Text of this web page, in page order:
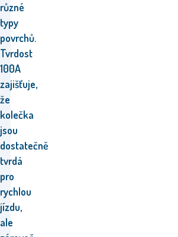
různé
typy
povrchů.
Tvrdost
100A
zajišťuje,
že
kolečka
jsou
dostatečně
tvrdá
pro
rychlou
jízdu,
ale